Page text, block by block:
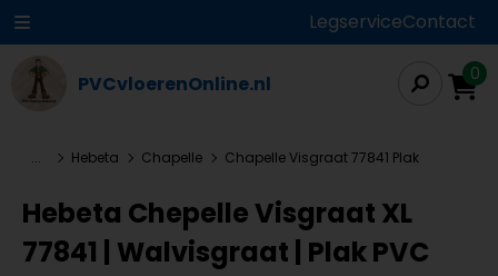
LegserviceContact
PVCvloerenOnline.nl 0
... Hebeta Chapelle Chapelle Visgraat 77841 Plak
Hebeta Chepelle Visgraat XL
77841 | Walvisgraat | Plak PVC